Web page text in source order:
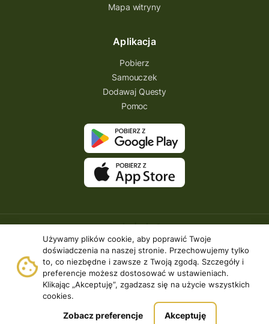
Używamy plików cookie, aby poprawić Twoje
doświadczenia na naszej stronie. Przechowujemy tylko
to, co niezbędne i zawsze z Twoją zgodą. Szczegóły i
preferencje możesz dostosować w ustawieniach.
Klikając „Akceptuję”, zgadzasz się na użycie wszystkich
cookies.
Akceptuję
Zobacz preferencje
Mapa witryny
Aplikacja
Pobierz
Samouczek
Dodawaj Questy
Pomoc
Copyright © 2026 | Questing.pl. | Wszystkie prawa
Realizacja:Fancybox.pl